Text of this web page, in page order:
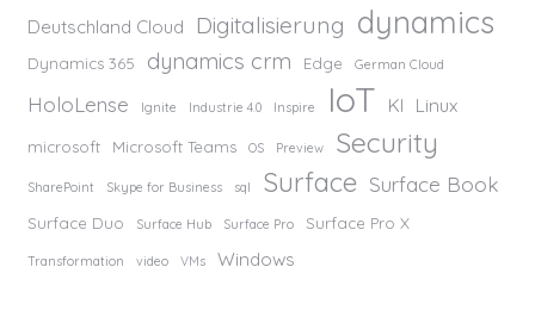
Deutschland Cloud Digitalisierung dynamics
Dynamics 365 dynamics crm Edge German Cloud
HoloLense Ignite Industrie 4.0 Inspire IoT KI Linux
microsoft Microsoft Teams OS Preview Security
SharePoint Skype for Business sql Surface Surface Book
Surface Duo Surface Hub Surface Pro Surface Pro X
Transformation video VMs Windows